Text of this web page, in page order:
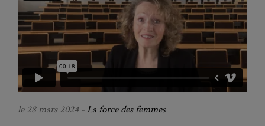
le 28 mars 2024 - La force des femmes